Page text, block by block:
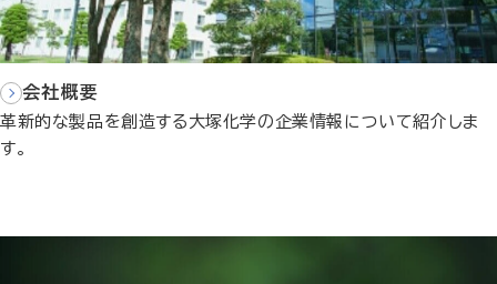
会社概要
革新的な製品を創造する大塚化学の企業情報について紹介しま
す。